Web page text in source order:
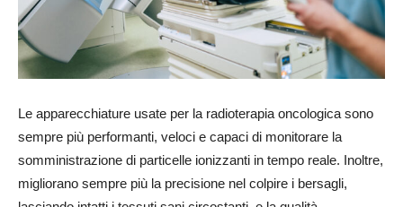
Le apparecchiature usate per la radioterapia oncologica sono
sempre più performanti, veloci e capaci di monitorare la
somministrazione di particelle ionizzanti in tempo reale. Inoltre,
migliorano sempre più la precisione nel colpire i bersagli,